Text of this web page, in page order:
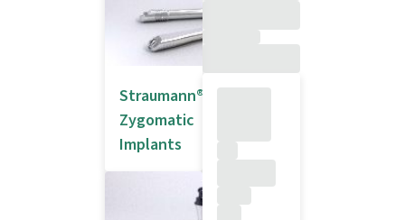
Straumann®
Zygomatic
Implants